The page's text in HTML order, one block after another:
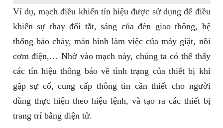
Ví dụ, mạch điều khiển tín hiệu được sử dụng để điều
khiển sự thay đổi tắt, sáng của đèn giao thông, hệ
thống báo cháy, màn hình làm việc của máy giặt, nồi
cơm điện,… Nhờ vào mạch này, chúng ta có thể thấy
các tín hiệu thông báo về tình trạng của thiết bị khi
gặp sự cố, cung cấp thông tin cần thiết cho người
dùng thực hiện theo hiệu lệnh, và tạo ra các thiết bị
trang trí bằng điện tử.